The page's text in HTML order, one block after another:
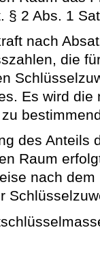
§ 2 Abs. 1
nach
die
Es wird
des Anteils
Raum
nach